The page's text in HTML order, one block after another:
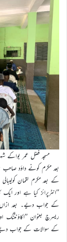
بعد مکرم کونے داؤد
کے بعد مکرم لقمان
’’انٹرپرائز کیا ہے اور
کے جواب دیے۔ بعد ازاں
ریسرچ بعنوان
کے سوالات کے جواب